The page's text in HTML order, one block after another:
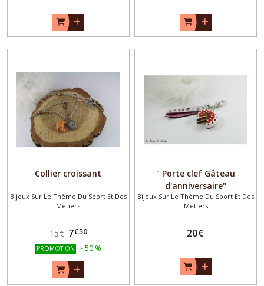
Collier croissant
Bijoux Sur Le Thème Du Sport Et Des
Métiers
15€ 7€50
PROMOTION -50 %
" Porte clef Gâteau
d'anniversaire"
Bijoux Sur Le Thème Du Sport Et Des
Métiers
20€